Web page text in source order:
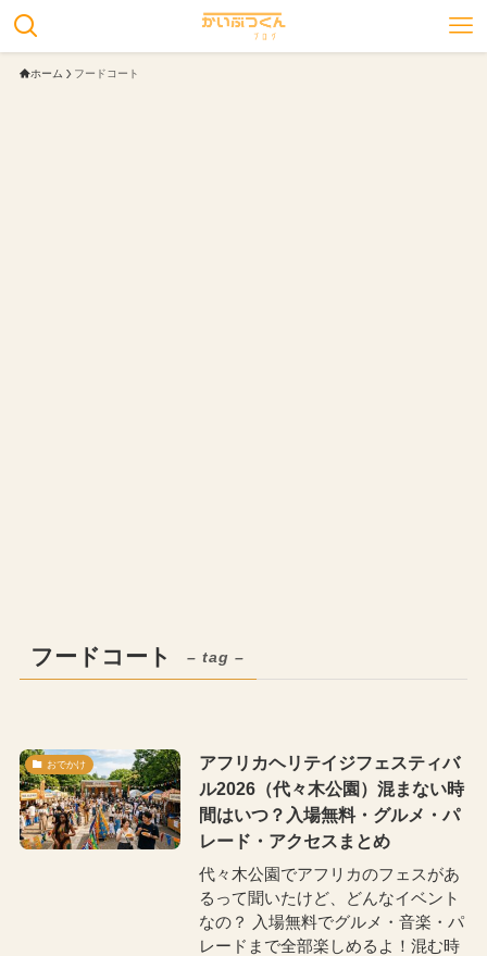
ホーム フードコート
フードコート – tag –
おでかけ
アフリカヘリテイジフェスティバ
ル2026（代々木公園）混まない時
間はいつ？入場無料・グルメ・パ
レード・アクセスまとめ
代々木公園でアフリカのフェスがあ
るって聞いたけど、どんなイベント
なの？ 入場無料でグルメ・音楽・パ
レードまで全部楽しめるよ！混む時